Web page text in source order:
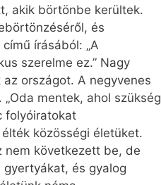
akik börtönbe kerültek.
és
írásából: „A
szerelme ez.” Nagy
országot. A negyvenes
mentek, ahol szükség
folyóiratokat
közösségi életüket.
nem következett be, de
és gyalog